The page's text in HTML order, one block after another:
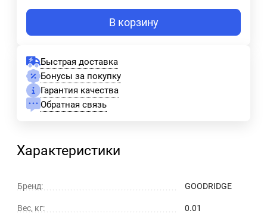
В корзину
Быстрая доставка
Бонусы за покупку
Гарантия качества
Обратная связь
Характеристики
Бренд: GOODRIDGE
Вес, кг: 0.01